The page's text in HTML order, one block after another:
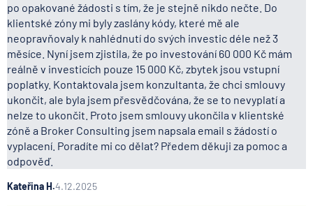
po opakované žádosti s tím, že je stejně nikdo nečte. Do
klientské zóny mi byly zaslány kódy, které mě ale
neopravňovaly k nahlédnutí do svých investic déle než 3
měsíce. Nyní jsem zjistila, že po investování 60 000 Kč mám
reálně v investicích pouze 15 000 Kč, zbytek jsou vstupní
poplatky. Kontaktovala jsem konzultanta, že chci smlouvy
ukončit, ale byla jsem přesvědčována, že se to nevyplatí a
nelze to ukončit. Proto jsem smlouvy ukončila v klientské
zóně a Broker Consulting jsem napsala email s žádostí o
vyplacení. Poradíte mi co dělat? Předem děkuji za pomoc a
odpověď.
Kateřina H.4.12.2025